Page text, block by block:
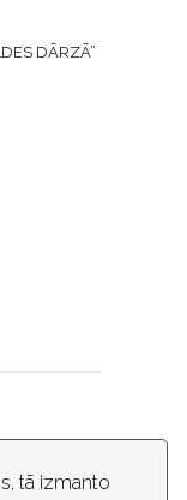
tā izmanto
DĀRZĀ”